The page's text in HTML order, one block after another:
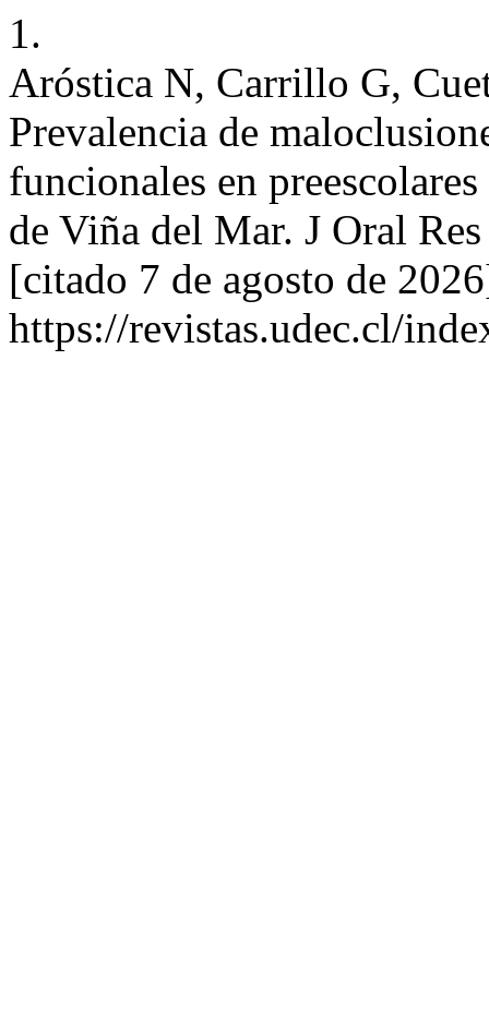
1.
Aróstica N, Carrillo G,
Prevalencia de
funcionales en
de Viña del Mar. J Oral
[citado 7 de agosto de
https://revistas.udec.cl/